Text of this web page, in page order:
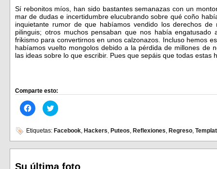
Sí rebonitos míos, han sido bastantes semanazas con un
mar de dudas e incertidumbre elucubrando sobre qué coño
inquietante rumor de que habíamos vendido los derechos
pilinguis; otros muchos pensaban que nos había engatusado
frikismo para convertirnos en unos calzonazos. Incluso hemos
habíamos vuelto mongolos debido a la pérdida de millones de
las ideas sobre lo que escribir. Pues que sepáis que todas
Comparte esto:
Haz
clic
en
Facebook
(Se
abre
ventana
Haz
clic
en
(Se
abre
ventana
Etiquetas: Facebook, Hackers, Puteos, Reflexiones, Regreso,
Su última foto